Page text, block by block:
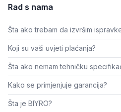
Rad s nama
Šta ako trebam da izvršim
Koji su vaši uvjeti plaćanja?
Šta ako nemam tehničku
Kako se primjenjuje garancija?
Šta je BIYRO?